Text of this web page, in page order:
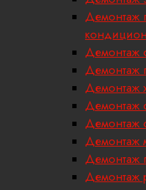
Демонтаж
Демонтаж
Демонтаж
Демонтаж
Демонтаж
Демонтаж
Демонтаж
Демонтаж
Демонтаж